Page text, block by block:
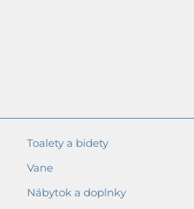
Toalety a bidety
Vane
Nábytok a doplnky